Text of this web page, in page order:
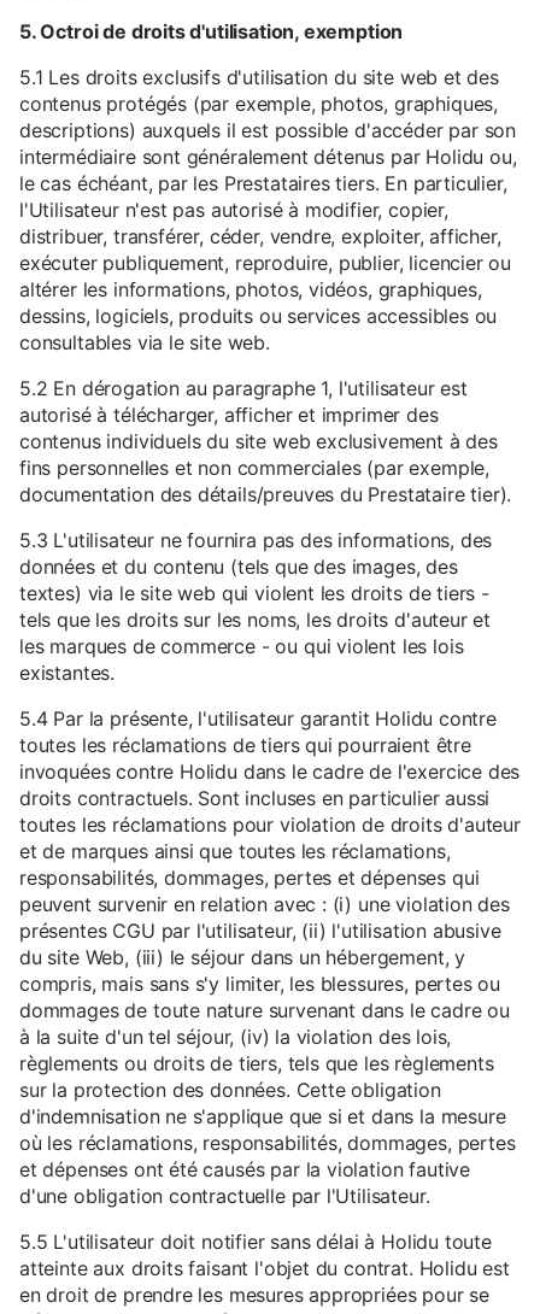
5. Octroi de droits d'utilisation, exemption
5.1 Les droits exclusifs d'utilisation du site web et des
contenus protégés (par exemple, photos, graphiques,
descriptions) auxquels il est possible d'accéder par son
intermédiaire sont généralement détenus par Holidu ou,
le cas échéant, par les Prestataires tiers. En particulier,
l'Utilisateur n'est pas autorisé à modifier, copier,
distribuer, transférer, céder, vendre, exploiter, afficher,
exécuter publiquement, reproduire, publier, licencier ou
altérer les informations, photos, vidéos, graphiques,
dessins, logiciels, produits ou services accessibles ou
consultables via le site web.
5.2 En dérogation au paragraphe 1, l'utilisateur est
autorisé à télécharger, afficher et imprimer des
contenus individuels du site web exclusivement à des
fins personnelles et non commerciales (par exemple,
documentation des détails/preuves du Prestataire tier).
5.3 L'utilisateur ne fournira pas des informations, des
données et du contenu (tels que des images, des
textes) via le site web qui violent les droits de tiers -
tels que les droits sur les noms, les droits d'auteur et
les marques de commerce - ou qui violent les lois
existantes.
5.4 Par la présente, l'utilisateur garantit Holidu contre
toutes les réclamations de tiers qui pourraient être
invoquées contre Holidu dans le cadre de l'exercice des
droits contractuels. Sont incluses en particulier aussi
toutes les réclamations pour violation de droits d'auteur
et de marques ainsi que toutes les réclamations,
responsabilités, dommages, pertes et dépenses qui
peuvent survenir en relation avec : (i) une violation des
présentes CGU par l'utilisateur, (ii) l'utilisation abusive
du site Web, (iii) le séjour dans un hébergement, y
compris, mais sans s'y limiter, les blessures, pertes ou
dommages de toute nature survenant dans le cadre ou
à la suite d'un tel séjour, (iv) la violation des lois,
règlements ou droits de tiers, tels que les règlements
sur la protection des données. Cette obligation
d'indemnisation ne s'applique que si et dans la mesure
où les réclamations, responsabilités, dommages, pertes
et dépenses ont été causés par la violation fautive
d'une obligation contractuelle par l'Utilisateur.
5.5 L'utilisateur doit notifier sans délai à Holidu toute
atteinte aux droits faisant l'objet du contrat. Holidu est
en droit de prendre les mesures appropriées pour se